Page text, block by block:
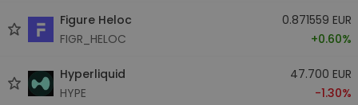
Figure Heloc
FIGR_HELOC
0.871559 EUR
+0.60%
Hyperliquid
HYPE
47.700 EUR
-1.30%